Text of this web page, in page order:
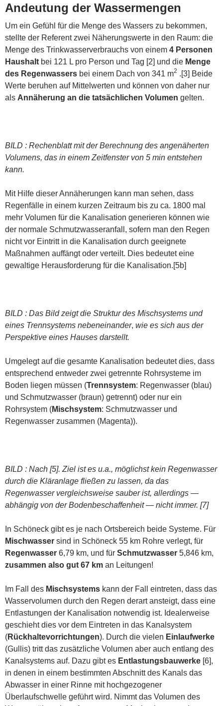
Andeutung der Wassermengen
Um ein Gefühl für die Menge des Wassers zu bekommen,
stellte der Referent zwei Näherungswerte in den Raum: die
Menge des Trinkwasserverbrauchs von einem 4 Personen
Haushalt bei 121 L pro Person und Tag [2] und die Menge
des Regenwassers bei einem Dach von 341 m2 .[3] Beide
Werte beruhen auf Mittelwerten und können von daher nur
als Annäherung an die tatsächlichen Volumen gelten.
BILD : Rechenblatt mit der Berechnung des angenäherten
Volumens, das in einem Zeitfenster von 5 min entstehen
kann.
Mit Hilfe dieser Annäherungen kann man sehen, dass
Regenfälle in einem kurzen Zeitraum bis zu ca. 1800 mal
mehr Volumen für die Kanalisation generieren können wie
der normale Schmutzwasseranfall, sofern man den Regen
nicht vor Eintritt in die Kanalisation durch geeignete
Maßnahmen auffängt oder verteilt. Dies bedeutet eine
gewaltige Herausforderung für die Kanalisation.[5b]
BILD : Das Bild zeigt die Struktur des Mischsystems und
eines Trennsystems nebeneinander, wie es sich aus der
Perspektive eines Hauses darstellt.
Umgelegt auf die gesamte Kanalisation bedeutet dies, dass
entsprechend entweder zwei getrennte Rohrsysteme im
Boden liegen müssen (Trennsystem: Regenwasser (blau)
und Schmutzwasser (braun) getrennt) oder nur ein
Rohrsystem (Mischsystem: Schmutzwasser und
Regenwasser zusammen (Magenta)).
BILD : Nach [5]. Ziel ist es u.a., möglichst kein Regenwasser
durch die Kläranlage fließen zu lassen, da das
Regenwasser vergleichsweise sauber ist, allerdings —
abhängig von der Bodenbeschaffenheit — nicht immer. [7]
In Schöneck gibt es je nach Ortsbereich beide Systeme. Für
Mischwasser sind in Schöneck 55 km Rohre verlegt, für
Regenwasser 6,79 km, und für Schmutzwasser 5,846 km,
zusammen also gut 67 km an Leitungen!
Im Fall des Mischsystems kann der Fall eintreten, dass das
Wasservolumen durch den Regen derart ansteigt, dass eine
Entlastungen der Kanalisation notwendig ist. Idealerweise
geschieht dies vor dem Eintreten in das Kanalsystem
(Rückhaltevorrichtungen). Durch die vielen Einlaufwerke
(Gullis) tritt das zusätzliche Volumen aber auch entlang des
Kanalsystems auf. Dazu gibt es Entlastungsbauwerke [6],
in denen in einem bestimmten Abschnitt des Kanals das
Abwasser in einer Rinne mit hochgezogener
Überlaufschwelle geführt wird. Nimmt das Volumen des